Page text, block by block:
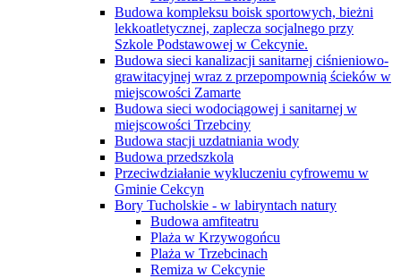
Budowa kompleksu boisk sportowych, bieżni
lekkoatletycznej, zaplecza socjalnego przy
Szkole Podstawowej w Cekcynie.
Budowa sieci kanalizacji sanitarnej ciśnieniowo-
grawitacyjnej wraz z przepompownią ścieków w
miejscowości Zamarte
Budowa sieci wodociągowej i sanitarnej w
miejscowości Trzebciny
Budowa stacji uzdatniania wody
Budowa przedszkola
Przeciwdziałanie wykluczeniu cyfrowemu w
Gminie Cekcyn
Bory Tucholskie - w labiryntach natury
Budowa amfiteatru
Plaża w Krzywogońcu
Plaża w Trzebcinach
Remiza w Cekcynie